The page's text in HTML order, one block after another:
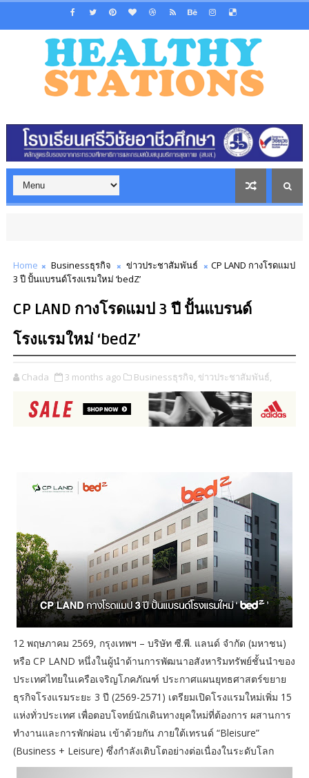
Home Businessธุรกิจ ข่าวประชาสัมพันธ์
CP LAND กางโรดแมป
3 ปี ปั้นแบรนด์โรงแรมใหม่ ‘bedZ’
CP LAND กางโรดแมป 3 ปี ปั้นแบรนด์
โรงแรมใหม่ ‘bedZ’
Chada 3 months ago Businessธุรกิจ, ข่าวประชาสัมพันธ์,
12 พฤษภาคม 2569, กรุงเทพฯ – บริษัท ซี.พี. แลนด์ จำกัด (มหาชน)
หรือ CP LAND หนึ่งในผู้นำด้านการพัฒนาอสังหาริมทรัพย์ชั้นนำของ
ประเทศไทยในเครือเจริญโภคภัณฑ์ ประกาศแผนยุทธศาสตร์ขยาย
ธุรกิจโรงแรมระยะ 3 ปี (2569-2571) เตรียมเปิดโรงแรมใหม่เพิ่ม 15
แห่งทั่วประเทศ เพื่อตอบโจทย์นักเดินทางยุคใหม่ที่ต้องการ ผสานการ
ทำงานและการพักผ่อน เข้าด้วยกัน ภายใต้เทรนด์ “Bleisure”
(Business + Leisure) ซึ่งกำลังเติบโตอย่างต่อเนื่องในระดับโลก